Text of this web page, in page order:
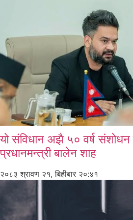
यो संविधान अझै ५० वर्ष संशोधन
प्रधानमन्त्री बालेन शाह
२०८३ श्रावण २१, बिहीबार २०:४१